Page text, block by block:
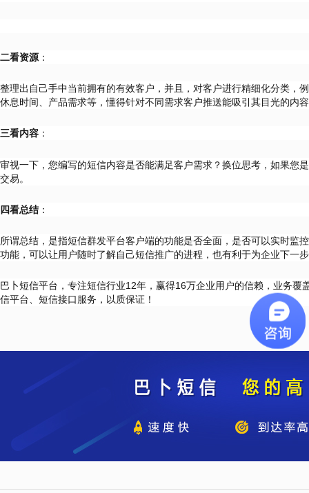
二看资源 ：
整理出自己手中当前拥有的有效客户，并且，对客户进行精细化分类，
休息时间、产品需求等，懂得针对不同需求客户推送能吸引其目光的内
三看内容 ：
审视一下，您编写的短信内容是否能满足客户需求？换位思考，如果您
交易。
四看总结 ：
所谓总结，是指短信群发平台客户端的功能是否全面，是否可以实时监
功能，可以让用户随时了解自己短信推广的进程，也有利于为企业下一
巴卜短信平台，专注短信行业12年，赢得16万企业用户的信赖，业务
信平台、短信接口服务，以质保证！